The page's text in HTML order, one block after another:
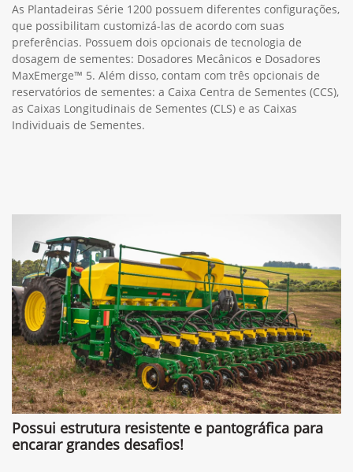
As Plantadeiras Série 1200 possuem diferentes configurações,
que possibilitam customizá-las de acordo com suas
preferências. Possuem dois opcionais de tecnologia de
dosagem de sementes: Dosadores Mecânicos e Dosadores
MaxEmerge™ 5. Além disso, contam com três opcionais de
reservatórios de sementes: a Caixa Centra de Sementes (CCS),
as Caixas Longitudinais de Sementes (CLS) e as Caixas
Individuais de Sementes.
Possui estrutura resistente e pantográfica para
encarar grandes desafios!